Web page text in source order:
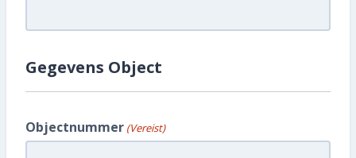
Gegevens Object
Objectnummer (Vereist)